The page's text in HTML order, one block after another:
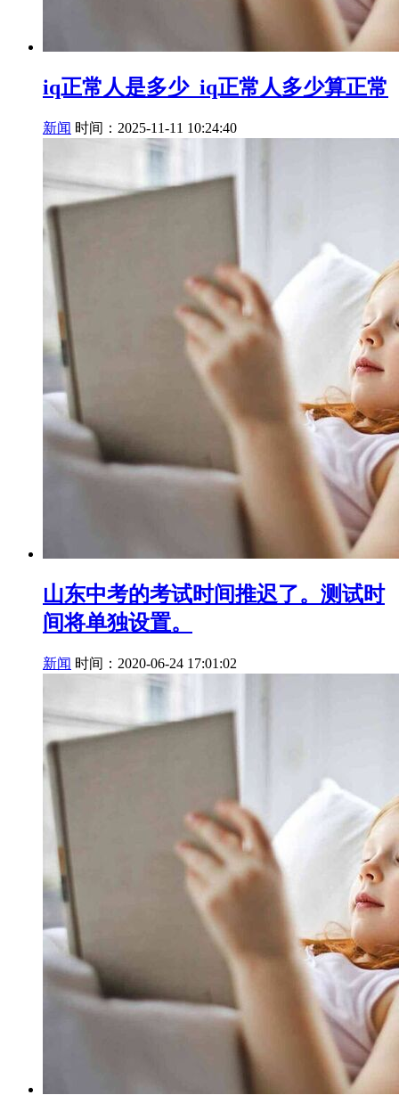
iq正常人是多少_iq正常人多少算正常
新闻 时间：2025-11-11 10:24:40
山东中考的考试时间推迟了。测试时
间将单独设置。
新闻 时间：2020-06-24 17:01:02